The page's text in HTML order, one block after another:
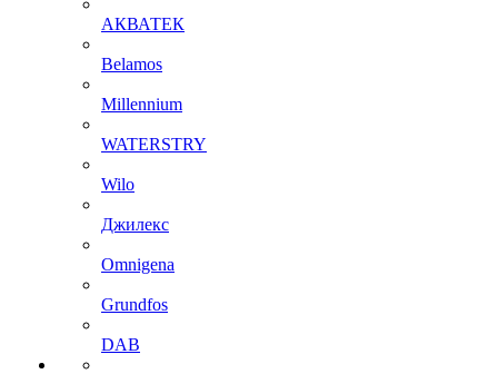
АКВАТЕК
Belamos
Millennium
WATERSTRY
Wilo
Джилекс
Omnigena
Grundfos
DAB